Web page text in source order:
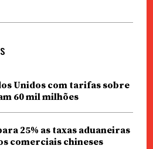
Unidos com tarifas sobre
60 mil milhões
25% as taxas aduaneiras
comerciais chineses